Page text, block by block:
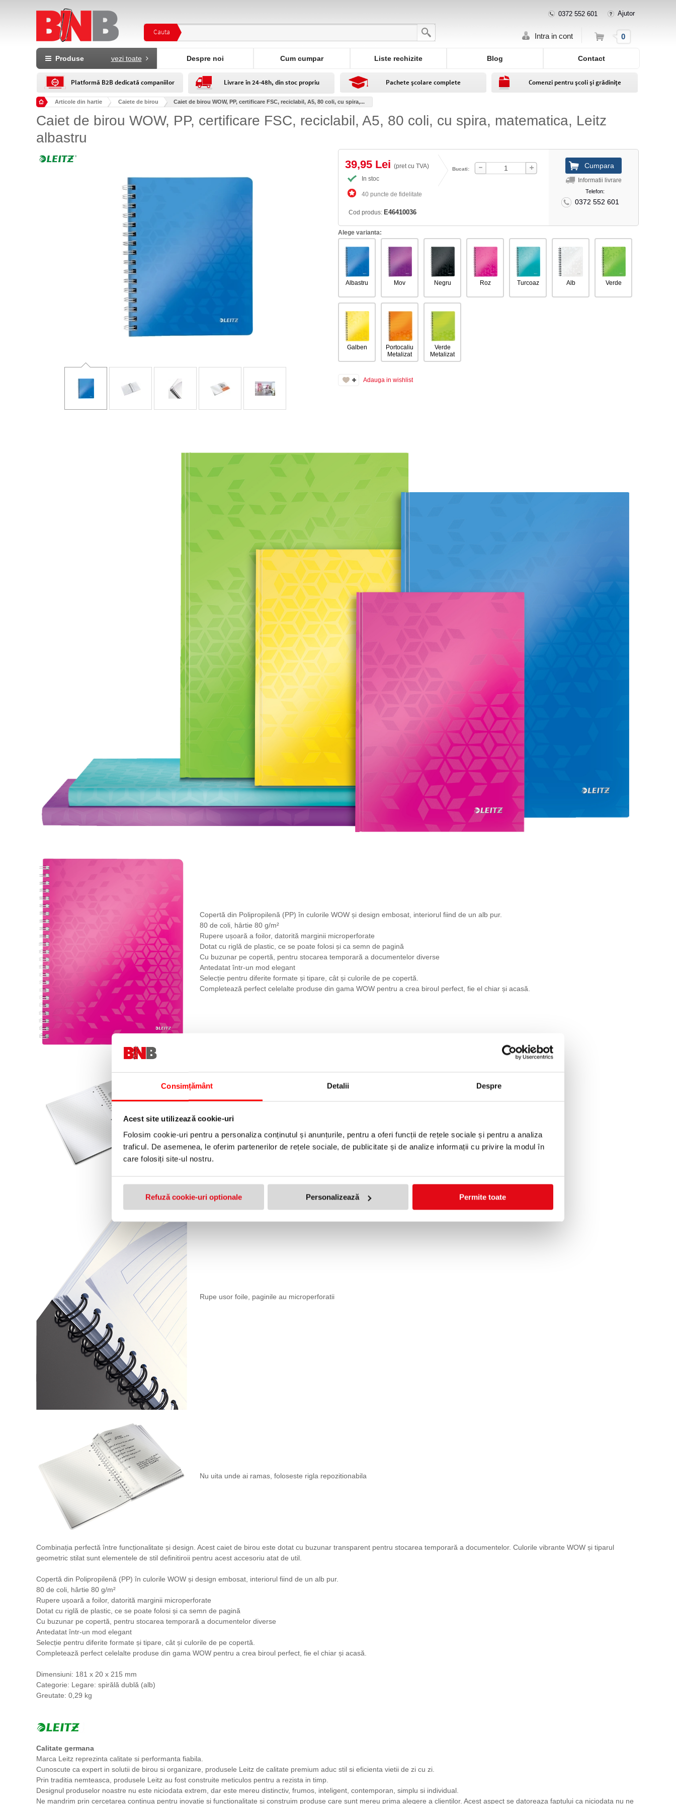
Consimțământ Detalii Despre
Acest site utilizează cookie-uri
Folosim cookie-uri pentru a personaliza conținutul și anunțurile, pentru a oferi funcții de rețele sociale și pentru a analiza
traficul. De asemenea, le oferim partenerilor de rețele sociale, de publicitate și de analize informații cu privire la modul în
care folosiți site-ul nostru.
Refuză cookie-uri optionale Personalizează Permite toate
Cauta
0372 552 601 Ajutor
Intra in cont Cos 0
Produse vezi toate Despre noi Cum cumpar Liste rechizite Blog Contact
Platformă B2B dedicată companiilor Livrare în 24-48h, din stoc propriu Pachete școlare complete Comenzi pentru școli și grădinițe
Articole din hartie Caiete de birou Caiet de birou WOW, PP, certificare FSC, reciclabil, A5, 80 coli, cu spira,...
Caiet de birou WOW, PP, certificare FSC, reciclabil, A5, 80 coli, cu spira, matematica, Leitz
albastru
39,95 Lei (pret cu TVA)
In stoc
40 puncte de fidelitate
Bucati:
Cod produs: E46410036
Informatii livrare
Telefon:
0372 552 601
Alege varianta:
Albastru Mov Negru Roz Turcoaz Alb Verde
Galben
Portocaliu
Metalizat
Verde
Metalizat
Adauga in wishlist
Copertă din Polipropilenă (PP) în culorile WOW și design embosat, interiorul fiind de un alb pur.
80 de coli, hârtie 80 g/m²
Rupere ușoară a foilor, datorită marginii microperforate
Dotat cu riglă de plastic, ce se poate folosi și ca semn de pagină
Cu buzunar pe copertă, pentru stocarea temporară a documentelor diverse
Antedatat într-un mod elegant
Selecție pentru diferite formate și tipare, cât și culorile de pe copertă.
Completează perfect celelalte produse din gama WOW pentru a crea biroul perfect, fie el chiar și acasă.
Pastreaza in siguranta documentele tale, prevazut cu buzunar pe coperta
Rupe usor foile, paginile au microperforatii
Nu uita unde ai ramas, foloseste rigla repozitionabila
Combinația perfectă între funcționalitate și design. Acest caiet de birou este dotat cu buzunar transparent pentru stocarea temporară a documentelor. Culorile vibrante WOW și tiparul
geometric stilat sunt elementele de stil definitiroii pentru acest accesoriu atat de util.
Copertă din Polipropilenă (PP) în culorile WOW și design embosat, interiorul fiind de un alb pur.
80 de coli, hârtie 80 g/m²
Rupere ușoară a foilor, datorită marginii microperforate
Dotat cu riglă de plastic, ce se poate folosi și ca semn de pagină
Cu buzunar pe copertă, pentru stocarea temporară a documentelor diverse
Antedatat într-un mod elegant
Selecție pentru diferite formate și tipare, cât și culorile de pe copertă.
Completează perfect celelalte produse din gama WOW pentru a crea biroul perfect, fie el chiar și acasă.
Dimensiuni: 181 x 20 x 215 mm
Categorie: Legare: spirălă dublă (alb)
Greutate: 0,29 kg
Calitate germana
Marca Leitz reprezinta calitate si performanta fiabila.
Cunoscute ca expert in solutii de birou si organizare, produsele Leitz de calitate premium aduc stil si eficienta vietii de zi cu zi.
Prin traditia nemteasca, produsele Leitz au fost construite meticulos pentru a rezista in timp.
Designul produselor noastre nu este niciodata extrem, dar este mereu distinctiv, frumos, inteligent, contemporan, simplu si individual.
Ne mandrim prin cercetarea continua pentru inovatie si functionalitate si construim produse care sunt mereu prima alegere a clientilor. Acest aspect se datoreaza faptului ca niciodata nu ne